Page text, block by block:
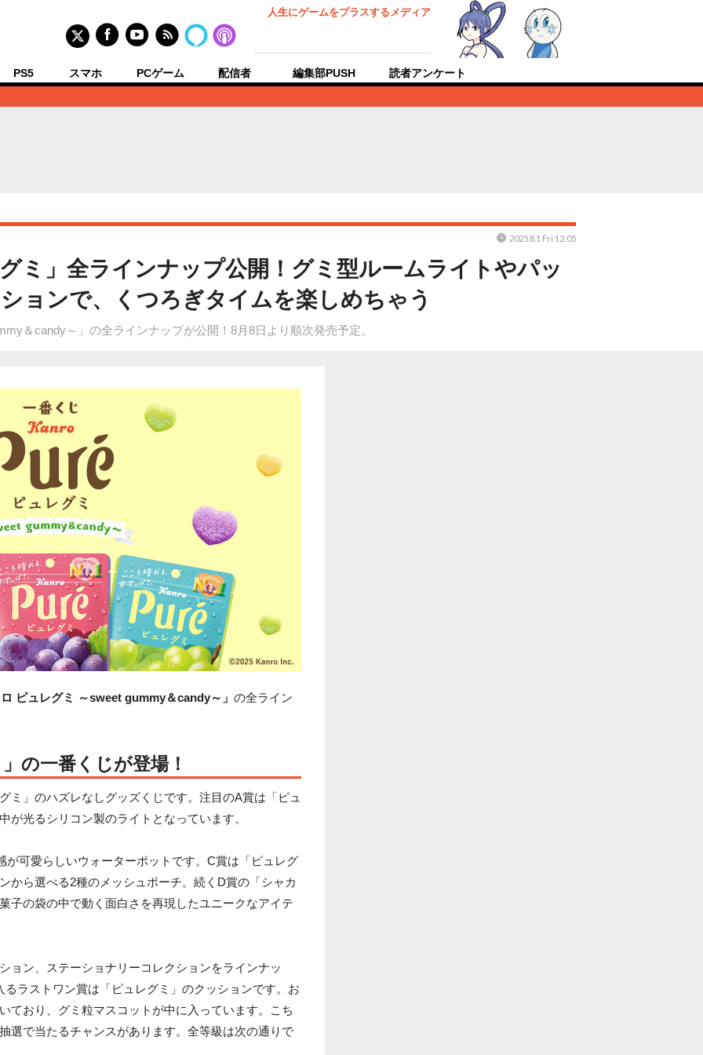
人生にゲームをプラスするメディア
PS5 スマホ PCゲーム 配信者 編集部PUSH 読者アンケート
ミ」全ラインナップ公開！グミ型ルームライトやパッ
ョンで、くつろぎタイムを楽しめちゃう
＆candy～」の全ラインナップが公開！8月8日より順次発売予定。
2025.8.1 Fri 12:05
ロ ピュレグミ ～sweet gummy＆candy～」 の全ライン
の一番くじが登場！
ミ」のハズレなしグッズくじです。注目のA賞は「ピュ
が光るシリコン製のライトとなっています。
が可愛らしいウォーターポットです。C賞は「ピュレグ
から選べる2種のメッシュポーチ。続くD賞の「シャカ
子の袋の中で動く面白さを再現したユニークなアイテ
ョン、ステーショナリーコレクションをラインナッ
ラストワン賞は「ピュレグミ」のクッションです。お
ており、グミ粒マスコットが中に入っています。こち
選で当たるチャンスがあります。全等級は次の通りで